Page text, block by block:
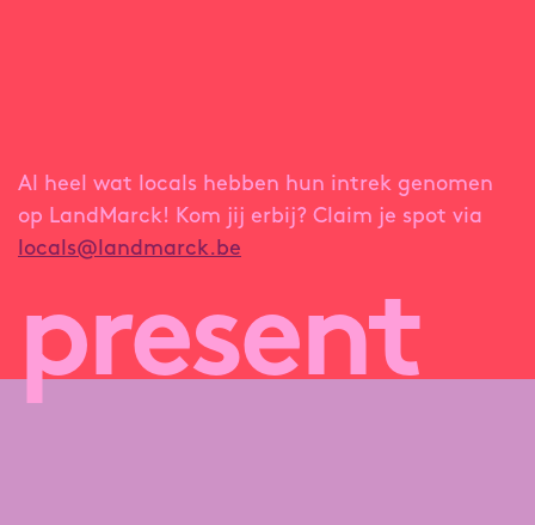
present
Al heel wat locals hebben hun intrek genomen
op LandMarck! Kom jij erbij? Claim je spot via
locals@landmarck.be